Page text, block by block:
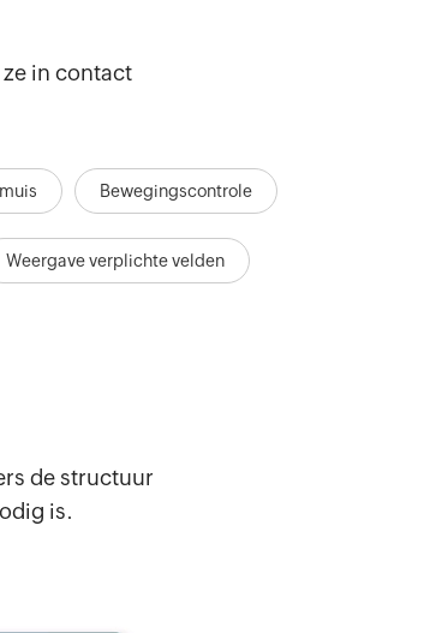
in contact
Bewegingscontrole
Weergave verplichte velden
de structuur
is.